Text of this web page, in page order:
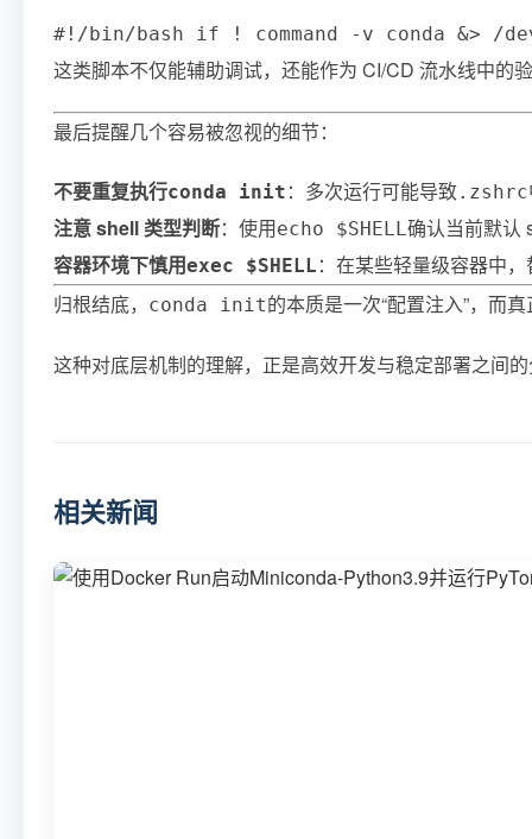
#!/bin/bash if ! command -v conda &> /
这类脚本不仅能辅助调试，还能作为 CI/CD 流水线中的
最后提醒几个容易被忽视的细节：
不要重复执行conda init ：多次运行可能导致.zshrc
注意 shell 类型判断：使用echo $SHELL确认当前默认
容器环境下慎用exec $SHELL ：在某些轻量级容器中
归根结底， conda init的本质是一次“配置注入”，而
这种对底层机制的理解，正是高效开发与稳定部署之间
相关新闻